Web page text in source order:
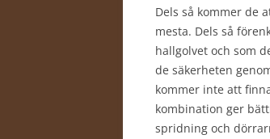
Dels så kommer de
mesta. Dels så
hallgolvet och som
de säkerheten
kommer inte att
kombination ger
spridning och